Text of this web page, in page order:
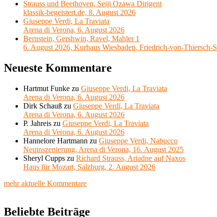
Strauss und Beethoven, Seiji Ozawa Dirigent
klassik-begeistert.de, 8. August 2026
Giuseppe Verdi, La Traviata
Arena di Verona, 6. August 2026
Bernstein, Gershwin, Ravel, Mahler 1
6. August 2026, Kurhaus Wiesbaden, Friedrich-von-Thiersch-
Neueste Kommentare
Hartmut Funke zu Giuseppe Verdi, La Traviata
Arena di Verona, 6. August 2026
Dirk Schauß zu Giuseppe Verdi, La Traviata
Arena di Verona, 6. August 2026
P. Jahreis zu Giuseppe Verdi, La Traviata
Arena di Verona, 6. August 2026
Hannelore Hartmann zu Giuseppe Verdi, Nabucco
Neuinszenierung, Arena di Verona, 16. August 2025
Sheryl Cupps zu Richard Strauss, Ariadne auf Naxos
Haus für Mozart, Salzburg, 2. August 2026
mehr aktuelle Kommentare
Beliebte Beiträge